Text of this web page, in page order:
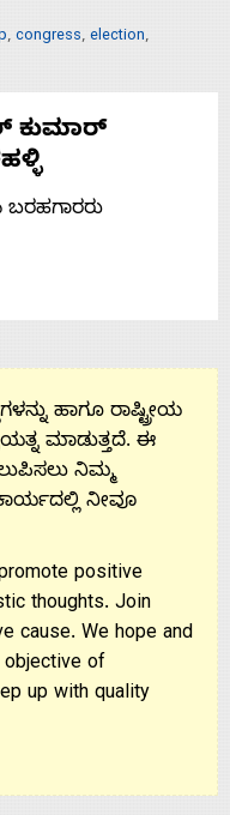
, congress, election,
ಕುಮಾರ್
ಬರಹಗಾರರು
ಹಾಗೂ ರಾಷ್ಟ್ರೀಯ
ಮಾಡುತ್ತದೆ. ಈ
ನಿಮ್ಮ
ಕಾರ್ಯದಲ್ಲಿ ನೀವೂ
positive
thoughts. Join
cause. We hope and
of
up with quality